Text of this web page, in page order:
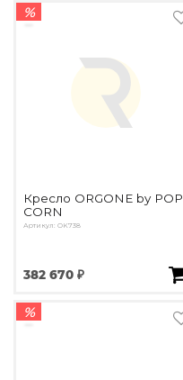
%
Кресло ORGONE by POP
CORN
Артикул: OK738
382 670 ₽
%